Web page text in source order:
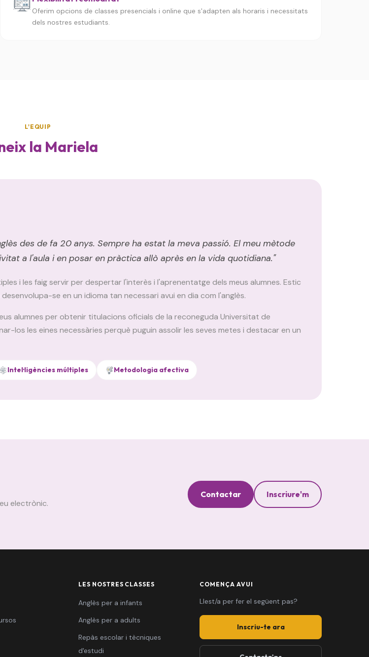
Oferim opcions de classes presencials i online que s'adapten als horaris i necessitats
dels nostres estudiants.
L'EQUIP
la Mariela
des de fa 20 anys. Sempre ha estat la meva passió. El meu mètode
a l'aula i en posar en pràctica allò après en la vida quotidiana."
i les faig servir per despertar l'interès i l'aprenentatge dels meus alumnes. Estic
se en un idioma tan necessari avui en dia com l'anglès.
alumnes per obtenir titulacions oficials de la reconeguda Universitat de
los les eines necessàries perquè puguin assolir les seves metes i destacar en un
Intel·ligències múltiples Metodologia afectiva
electrònic.
Contactar Inscriure'm
LES NOSTRES CLASSES
Anglès per a infants
Anglès per a adults
Repàs escolar i tècniques
d'estudi
COMENÇA AVUI
Llest/a per fer el següent pas?
Inscriu-te ara